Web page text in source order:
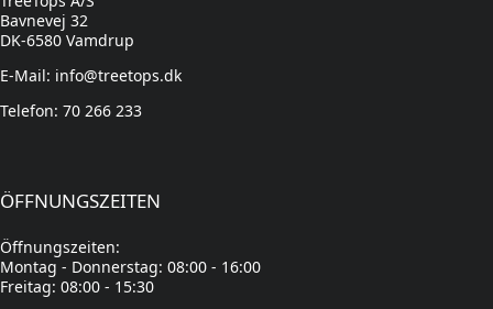
Bavnevej 32
DK-6580 Vamdrup
E-Mail: info@treetops.dk
Telefon: 70 266 233
ÖFFNUNGSZEITEN
Öffnungszeiten:
Montag - Donnerstag: 08:00 - 16:00
Freitag: 08:00 - 15:30